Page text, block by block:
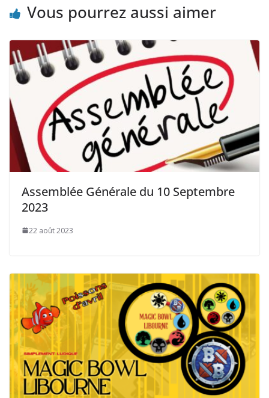
Vous pourrez aussi aimer
Assemblée Générale du 10 Septembre
2023
22 août 2023